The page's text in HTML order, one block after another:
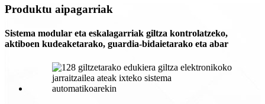
Produktu aipagarriak
Sistema modular eta eskalagarriak giltza kontrolatzeko,
aktiboen kudeaketarako, guardia-bidaietarako eta abar